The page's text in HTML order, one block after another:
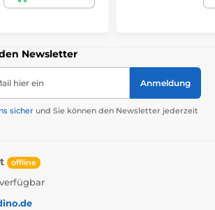
Newsletter
hier ein Anmeldung
sicher und Sie können den Newsletter jederzeit
offline